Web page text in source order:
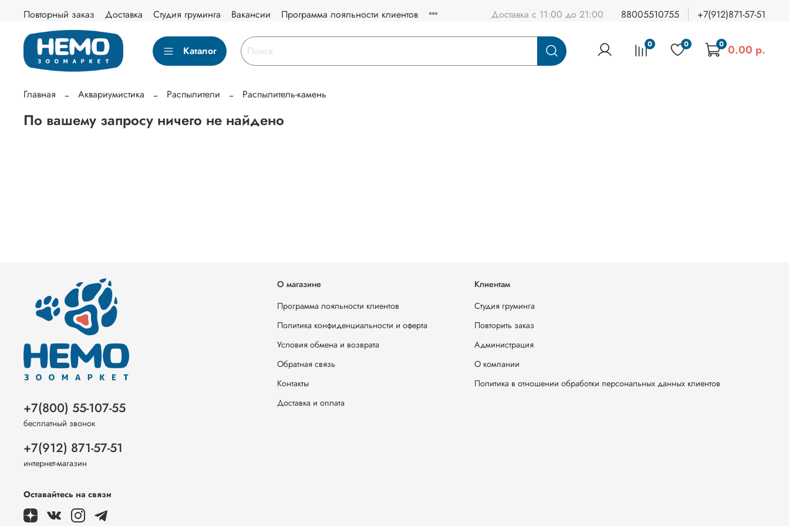
Повторный заказ Доставка Студия груминга Вакансии Программа лояльности клиентов Доставка с 11:00 до 21:00 88005510755 +7(912)871-57-51
Каталог 0 0 0 0.00 р.
Главная Аквариумистика Распылители Распылитель-камень
По вашему запросу ничего не найдено
О магазине
Программа лояльности клиентов
Политика конфиденциальности и оферта
Условия обмена и возврата
Обратная связь
Контакты
Доставка и оплата
Клиентам
Студия груминга
Повторить заказ
Администрация
О компании
Политика в отношении обработки персональных данных клиентов
+7(800) 55-107-55
бесплатный звонок
+7(912) 871-57-51
интернет-магазин
Оставайтесь на связи